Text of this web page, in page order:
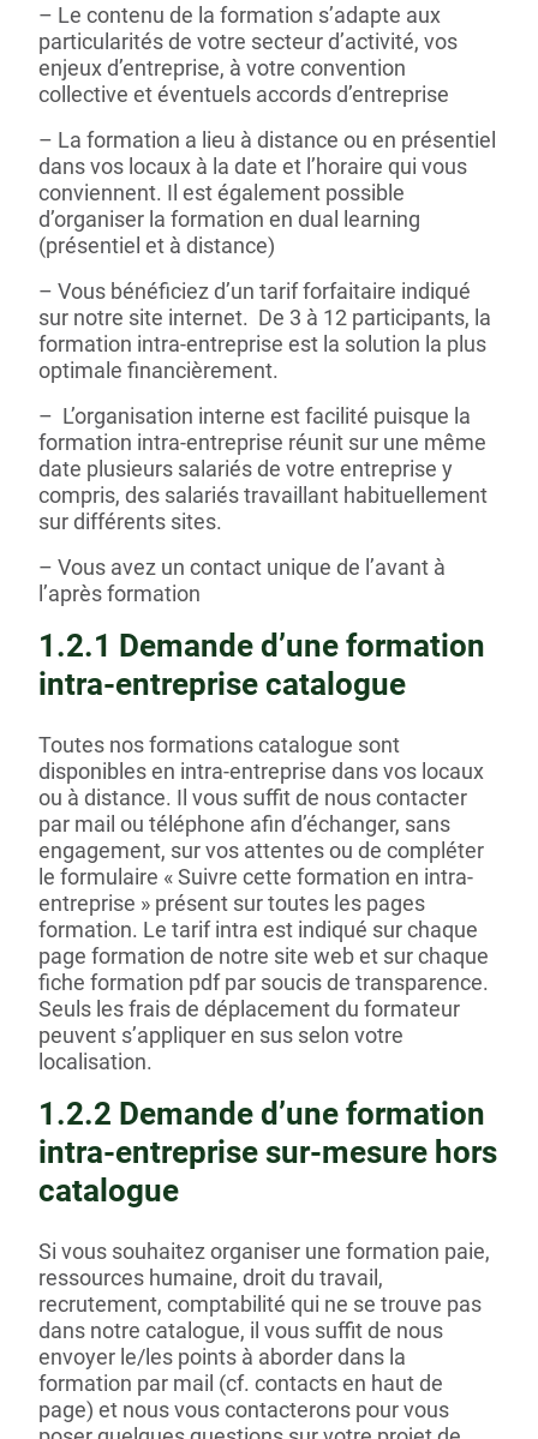
– Le contenu de la formation s’adapte aux
particularités de votre secteur d’activité, vos
enjeux d’entreprise, à votre convention
collective et éventuels accords d’entreprise
– La formation a lieu à distance ou en présentiel
dans vos locaux à la date et l’horaire qui vous
conviennent. Il est également possible
d’organiser la formation en dual learning
(présentiel et à distance)
– Vous bénéficiez d’un tarif forfaitaire indiqué
sur notre site internet. De 3 à 12 participants, la
formation intra-entreprise est la solution la plus
optimale financièrement.
– L’organisation interne est facilité puisque la
formation intra-entreprise réunit sur une même
date plusieurs salariés de votre entreprise y
compris, des salariés travaillant habituellement
sur différents sites.
– Vous avez un contact unique de l’avant à
l’après formation
1.2.1 Demande d’une formation
intra-entreprise catalogue
Toutes nos formations catalogue sont
disponibles en intra-entreprise dans vos locaux
ou à distance. Il vous suffit de nous contacter
par mail ou téléphone afin d’échanger, sans
engagement, sur vos attentes ou de compléter
le formulaire « Suivre cette formation en intra-
entreprise » présent sur toutes les pages
formation. Le tarif intra est indiqué sur chaque
page formation de notre site web et sur chaque
fiche formation pdf par soucis de transparence.
Seuls les frais de déplacement du formateur
peuvent s’appliquer en sus selon votre
localisation.
1.2.2 Demande d’une formation
intra-entreprise sur-mesure hors
catalogue
Si vous souhaitez organiser une formation paie,
ressources humaine, droit du travail,
recrutement, comptabilité qui ne se trouve pas
dans notre catalogue, il vous suffit de nous
envoyer le/les points à aborder dans la
formation par mail (cf. contacts en haut de
page) et nous vous contacterons pour vous